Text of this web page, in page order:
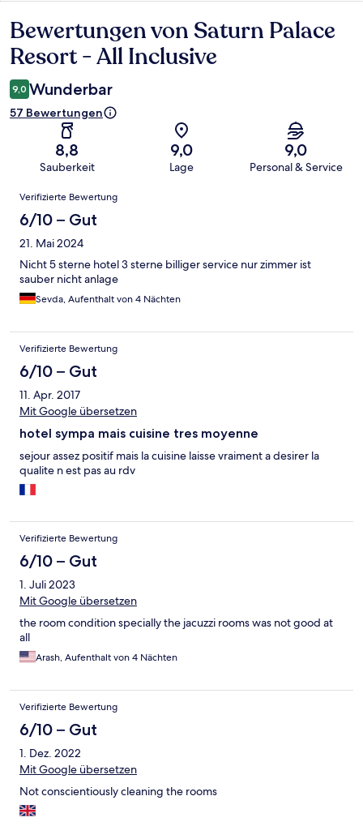
Bewertungen
Bewertungen von Saturn Palace
Resort - All Inclusive
9,0 Wunderbar
57 Bewertungen
8,8
Sauberkeit
9,0
Lage
9,0
Personal & Service
Bewertungen
Verifizierte Bewertung
6/10 – Gut
21. Mai 2024
Nicht 5 sterne hotel 3 sterne billiger service nur zimmer ist
sauber nicht anlage
Sevda, Aufenthalt von 4 Nächten
Verifizierte Bewertung
6/10 – Gut
11. Apr. 2017
Mit Google übersetzen
hotel sympa mais cuisine tres moyenne
sejour assez positif mais la cuisine laisse vraiment a desirer la
qualite n est pas au rdv
Verifizierte Bewertung
6/10 – Gut
1. Juli 2023
Mit Google übersetzen
the room condition specially the jacuzzi rooms was not good at
all
Arash, Aufenthalt von 4 Nächten
Verifizierte Bewertung
6/10 – Gut
1. Dez. 2022
Mit Google übersetzen
Not conscientiously cleaning the rooms